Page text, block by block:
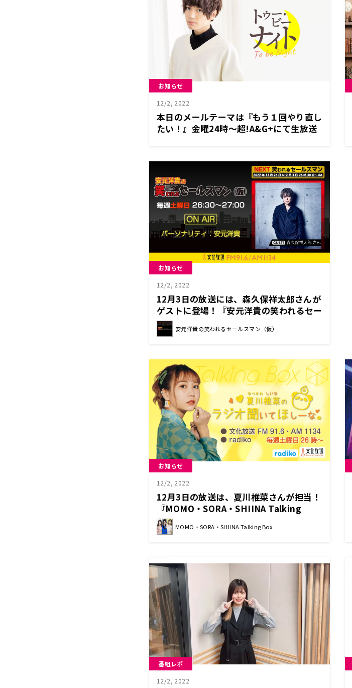
お知らせ
12/2, 2022
本日のメールテーマは『もう１回やり直し
たい！』金曜24時～超!A&G+にて生放送
お知らせ
12/2, 2022
12月3日の放送には、森久保祥太郎さんが
ゲストに登場！『安元洋貴の笑われるセー
ルスマン（仮）』
安元洋貴の笑われるセールスマン（仮）
お知らせ
12/2, 2022
12月3日の放送は、夏川椎菜さんが担当！
『MOMO・SORA・SHIINA Talking
Box』
MOMO・SORA・SHIINA Talking Box
番組レポ
12/2, 2022